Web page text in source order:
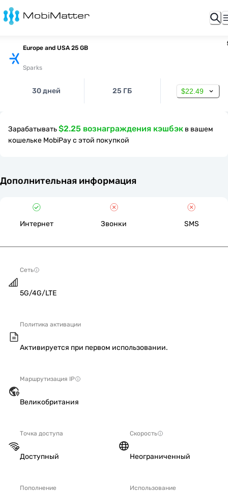
Europe and USA 25 GB
Sparks
30 дней 25 ГБ $22.49
Зарабатывать$2.25 вознаграждения кэшбэк в вашем
кошельке MobiPay с этой покупкой
Дополнительная информация
Интернет Звонки SMS
Сеть
5G/4G/LTE
Политика активации
Активируется при первом использовании.
Маршрутизация IP
Великобритания
Точка доступа
Доступный
Скорость
Неограниченный
Пополнение Использование